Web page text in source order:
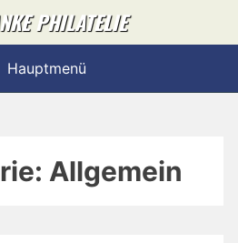
PHILATELIE
Hauptmenü
Allgemein